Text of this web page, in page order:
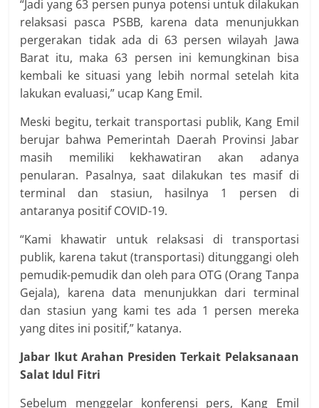
“Jadi yang 63 persen punya potensi untuk dilakukan
relaksasi pasca PSBB, karena data menunjukkan
pergerakan tidak ada di 63 persen wilayah Jawa
Barat itu, maka 63 persen ini kemungkinan bisa
kembali ke situasi yang lebih normal setelah kita
lakukan evaluasi,” ucap Kang Emil.
Meski begitu, terkait transportasi publik, Kang Emil
berujar bahwa Pemerintah Daerah Provinsi Jabar
masih memiliki kekhawatiran akan adanya
penularan. Pasalnya, saat dilakukan tes masif di
terminal dan stasiun, hasilnya 1 persen di
antaranya positif COVID-19.
“Kami khawatir untuk relaksasi di transportasi
publik, karena takut (transportasi) ditunggangi oleh
pemudik-pemudik dan oleh para OTG (Orang Tanpa
Gejala), karena data menunjukkan dari terminal
dan stasiun yang kami tes ada 1 persen mereka
yang dites ini positif,” katanya.
Jabar Ikut Arahan Presiden Terkait Pelaksanaan
Salat Idul Fitri
Sebelum menggelar konferensi pers, Kang Emil